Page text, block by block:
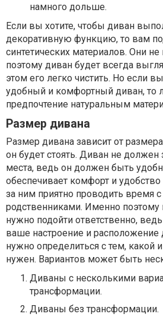
намного дольше.
Если вы хотите, чтобы диван
декоративную функцию, то вам
синтетических материалов. Они
поэтому диван будет всегда
этом его легко чистить. Но если
удобный и комфортный диван, то
предпочтение натуральным
Размер дивана
Размер дивана зависит от
он будет стоять. Диван не должен
места, ведь он должен быть
обеспечивает комфорт и
за ним приятно проводить время
родственниками. Именно
нужно подойти ответственно, ведь
ваше настроение и расположение
нужно определиться с тем, какой
нужен. Вариантов может быть
Диваны с несколькими
трансформации.
Диваны без трансформации.